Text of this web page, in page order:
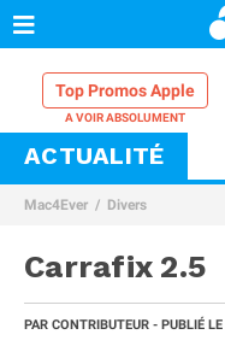
Top Promos Apple
VPN Mac
Comparatif iPhone
ACTUALITÉ
Mac4Ever Divers
Carrafix 2.5
PAR CONTRIBUTEUR - PUBLIÉ LE